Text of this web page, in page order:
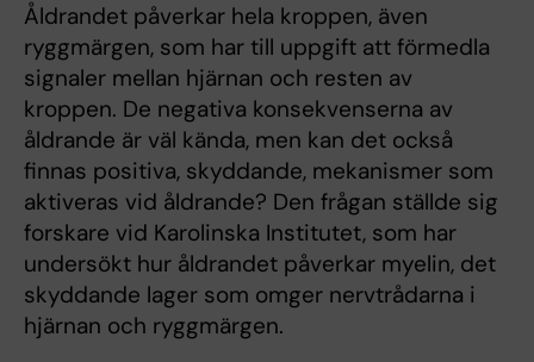
Åldrandet påverkar hela kroppen, även
ryggmärgen, som har till uppgift att förmedla
signaler mellan hjärnan och resten av
kroppen. De negativa konsekvenserna av
åldrande är väl kända, men kan det också
finnas positiva, skyddande, mekanismer som
aktiveras vid åldrande? Den frågan ställde sig
forskare vid Karolinska Institutet, som har
undersökt hur åldrandet påverkar myelin, det
skyddande lager som omger nervtrådarna i
hjärnan och ryggmärgen.